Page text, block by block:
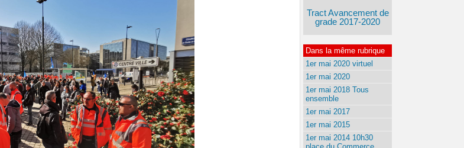
Tract Avancement de
grade 2017-2020
Dans la même rubrique
1er mai 2020 virtuel
1er mai 2020
1er mai 2018 Tous
ensemble
1er mai 2017
1er mai 2015
1er mai 2014 10h30